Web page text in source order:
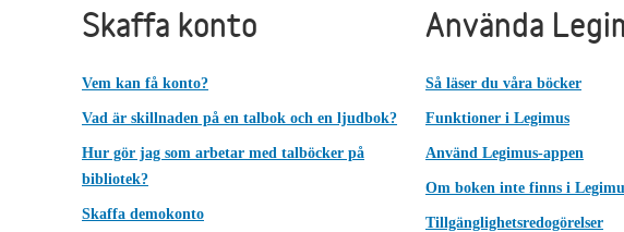
Skaffa konto
Vem kan få konto?
Vad är skillnaden på en talbok och en ljudbok?
Hur gör jag som arbetar med talböcker på
bibliotek?
Skaffa demokonto
Använda
Så läser du våra böcker
Funktioner i Legimus
Använd Legimus-appen
Om boken inte finns i
Tillgänglighetsredogörelser